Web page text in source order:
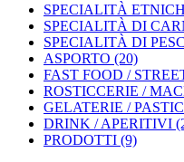
SPECIALITÀ
SPECIALITÀ DI
SPECIALITÀ DI
ASPORTO (20)
FAST FOOD /
ROSTICCERIE /
GELATERIE /
DRINK / APERITIVI
PRODOTTI (9)